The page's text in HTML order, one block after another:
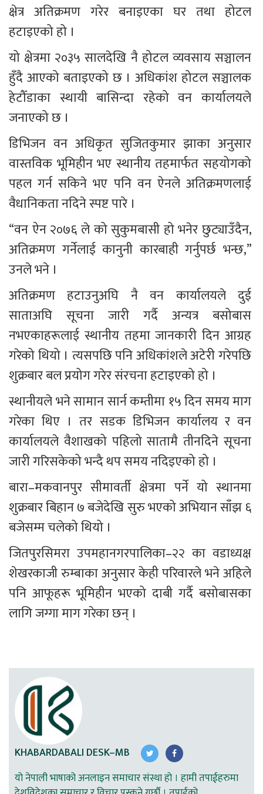
क्षेत्र अतिक्रमण गरेर बनाइएका घर तथा होटल
हटाइएको हो ।
यो क्षेत्रमा २०३५ सालदेखि नै होटल व्यवसाय सञ्चालन
हुँदै आएको बताइएको छ । अधिकांश होटल सञ्चालक
हेटौँडाका स्थायी बासिन्दा रहेको वन कार्यालयले
जनाएको छ ।
डिभिजन वन अधिकृत सुजितकुमार झाका अनुसार
वास्तविक भूमिहीन भए स्थानीय तहमार्फत सहयोगको
पहल गर्न सकिने भए पनि वन ऐनले अतिक्रमणलाई
वैधानिकता नदिने स्पष्ट पारे ।
“वन ऐन २०७६ ले को सुकुमबासी हो भनेर छुट्याउँदैन,
अतिक्रमण गर्नेलाई कानुनी कारबाही गर्नुपर्छ भन्छ,”
उनले भने ।
अतिक्रमण हटाउनुअघि नै वन कार्यालयले दुई
साताअघि सूचना जारी गर्दै अन्यत्र बसोबास
नभएकाहरूलाई स्थानीय तहमा जानकारी दिन आग्रह
गरेको थियो । त्यसपछि पनि अधिकांशले अटेरी गरेपछि
शुक्रबार बल प्रयोग गरेर संरचना हटाइएको हो ।
स्थानीयले भने सामान सार्न कम्तीमा १५ दिन समय माग
गरेका थिए । तर सडक डिभिजन कार्यालय र वन
कार्यालयले वैशाखको पहिलो सातामै तीनदिने सूचना
जारी गरिसकेको भन्दै थप समय नदिइएको हो ।
बारा–मकवानपुर सीमावर्ती क्षेत्रमा पर्ने यो स्थानमा
शुक्रबार बिहान ७ बजेदेखि सुरु भएको अभियान साँझ ६
बजेसम्म चलेको थियो ।
जितपुरसिमरा उपमहानगरपालिका–२२ का वडाध्यक्ष
शेखरकाजी रुम्बाका अनुसार केही परिवारले भने अहिले
पनि आफूहरू भूमिहीन भएको दाबी गर्दै बसोबासका
लागि जग्गा माग गरेका छन् ।
KHABARDABALI DESK–MB
यो नेपाली भाषाको अनलाइन समाचार संस्था हो । हामी तपाईहरुमा